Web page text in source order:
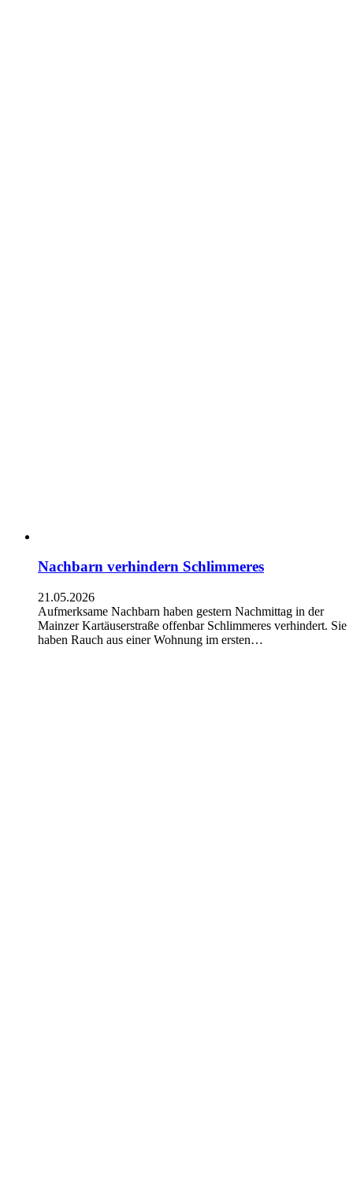
Nachbarn verhindern Schlimmeres
21.05.2026
Aufmerksame Nachbarn haben gestern Nachmittag in der
Mainzer Kartäuserstraße offenbar Schlimmeres verhindert. Sie
haben Rauch aus einer Wohnung im ersten…